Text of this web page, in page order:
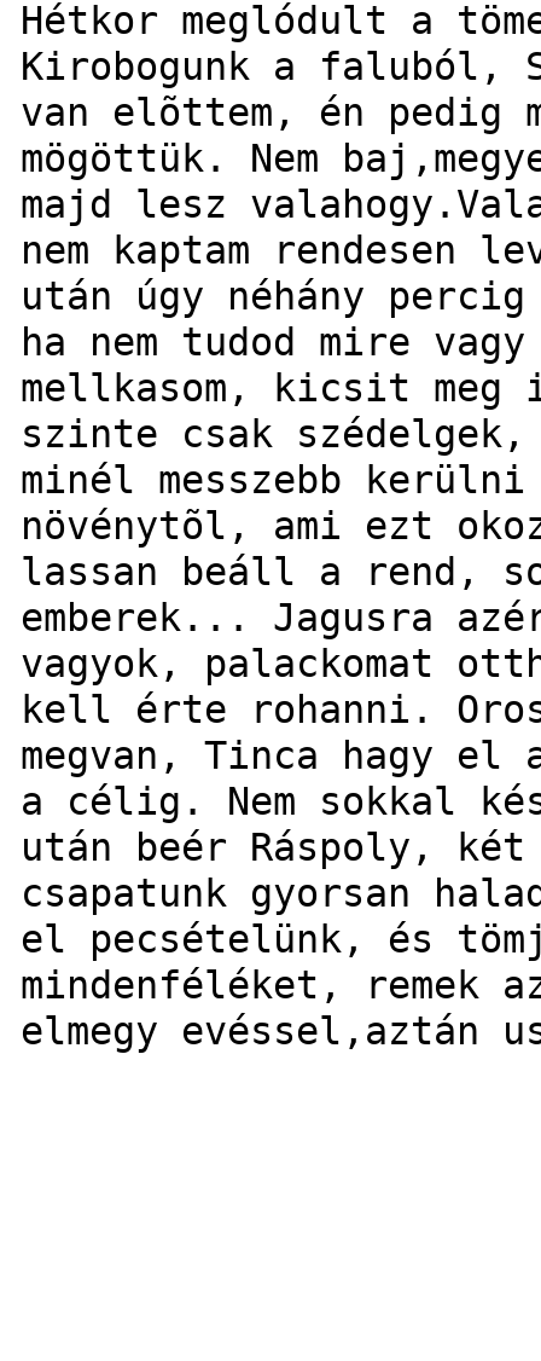
Hétkor meglódult a
Kirobogunk a faluból,
van elõttem, én pedig
mögöttük. Nem
majd lesz
nem kaptam
után úgy néhány
ha nem tudod mire
mellkasom, kicsit
szinte csak szédelgek,
minél messzebb kerülni
növénytõl, ami ezt
lassan beáll a rend,
emberek... Jagusra
vagyok, palackomat
kell érte rohanni.
megvan, Tinca hagy el
a célig. Nem sokkal
után beér Ráspoly,
csapatunk gyorsan
el pecsételünk, és
mindenféléket, remek
elmegy evéssel,aztán